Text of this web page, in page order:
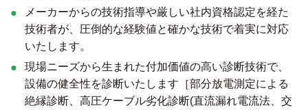
メーカーからの技術指導や厳しい社内資格認定を経た
技術者が、圧倒的な経験値と確かな技術で着実に対応
いたします。
現場ニーズから生まれた付加価値の高い診断技術で、
設備の健全性を診断いたします［部分放電測定による
絶縁診断、高圧ケーブル劣化診断(直流漏れ電流法、交